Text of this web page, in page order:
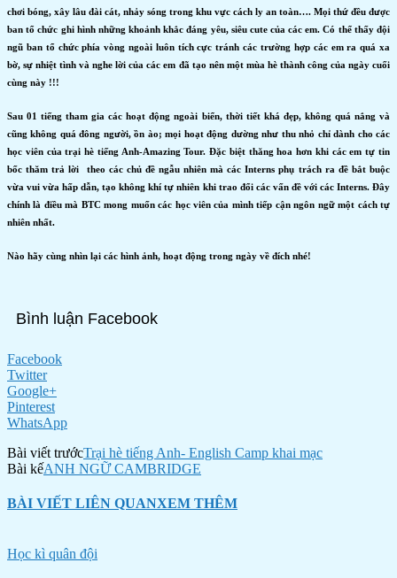
chơi bóng, xây lâu đài cát, nhảy sóng trong khu vực cách ly an toàn…. Mọi thứ đều được
ban tổ chức ghi hình những khoảnh khắc đáng yêu, siêu cute của các em. Có thể thấy đội
ngũ ban tổ chức phía vòng ngoài luôn tích cực tránh các trường hợp các em ra quá xa
bờ, sự nhiệt tình và nghe lời của các em đã tạo nên một mùa hè thành công của ngày cuối
cùng này !!!
Sau 01 tiếng tham gia các hoạt động ngoài biển, thời tiết khá đẹp, không quá nắng và
cũng không quá đông người, ồn ào; mọi hoạt động dường như thu nhỏ chỉ dành cho các
học viên của trại hè tiếng Anh-Amazing Tour. Đặc biệt thăng hoa hơn khi các em tự tin
bốc thăm trả lời theo các chủ đề ngẫu nhiên mà các Interns phụ trách ra đề bắt buộc
vừa vui vừa hấp dẫn, tạo không khí tự nhiên khi trao đổi các vấn đề với các Interns. Đây
chính là điều mà BTC mong muốn các học viên của mình tiếp cận ngôn ngữ một cách tự
nhiên nhất.
Nào hãy cùng nhìn lại các hình ảnh, hoạt động trong ngày về đích nhé!
Bình luận Facebook
Facebook
Twitter
Google+
Pinterest
WhatsApp
Bài viết trướcTrại hè tiếng Anh- English Camp khai mạc
Bài kếANH NGỮ CAMBRIDGE
BÀI VIẾT LIÊN QUANXEM THÊM
Học kì quân đội